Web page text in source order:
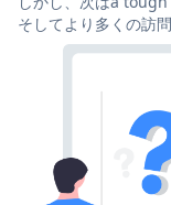
そしてより多くの訪